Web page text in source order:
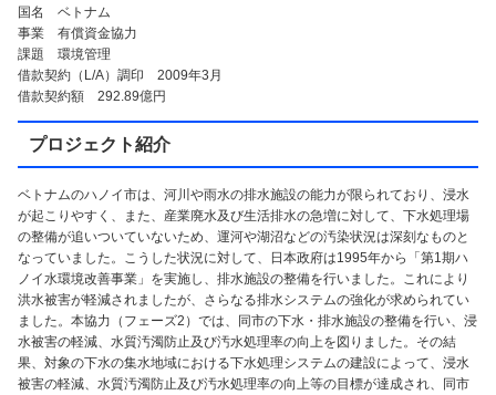
国名 ベトナム
事業 有償資金協力
課題 環境管理
借款契約（L/A）調印 2009年3月
借款契約額 292.89億円
プロジェクト紹介
ベトナムのハノイ市は、河川や雨水の排水施設の能力が限られており、浸水
が起こりやすく、また、産業廃水及び生活排水の急増に対して、下水処理場
の整備が追いついていないため、運河や湖沼などの汚染状況は深刻なものと
なっていました。こうした状況に対して、日本政府は1995年から「第1期ハ
ノイ水環境改善事業」を実施し、排水施設の整備を行いました。これにより
洪水被害が軽減されましたが、さらなる排水システムの強化が求められてい
ました。本協力（フェーズ2）では、同市の下水・排水施設の整備を行い、浸
水被害の軽減、水質汚濁防止及び汚水処理率の向上を図りました。その結
果、対象の下水の集水地域における下水処理システムの建設によって、浸水
被害の軽減、水質汚濁防止及び汚水処理率の向上等の目標が達成され、同市